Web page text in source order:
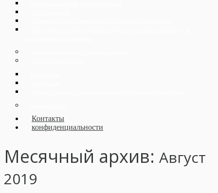
Контакты
конфиденциальности
Месячный архив: Август
2019